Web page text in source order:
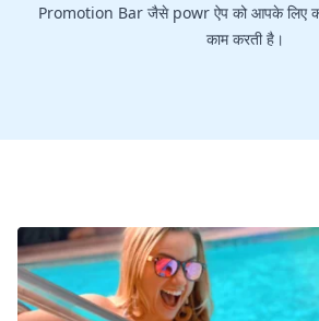
Promotion Bar जैसे powr ऐप को आपके लिए
काम करती है।